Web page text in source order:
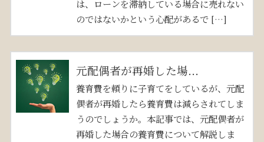
は、ローンを滞納している場合に売れない
のではないかという心配があるで […]
元配偶者が再婚した場...
養育費を頼りに子育てをしているが、元配
偶者が再婚したら養育費は減らされてしま
うのでしょうか。本記事では、元配偶者が
再婚した場合の養育費について解説しま